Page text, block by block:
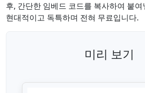
후, 간단한 임베드 코드를 복사하여 붙
현대적이고 독특하며 전혀 무료입니다.
미리 보기